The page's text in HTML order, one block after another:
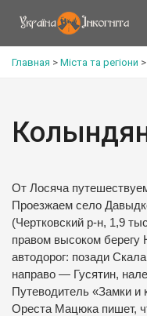
Главная > Міста та регіони >
От Лосяча
Проезжаем село
(Чертковский р-н, 1,9
правом высоком берегу
автодорог: позади
направо — Гусятин,
Путеводитель «Замки и
Ореста Мацюка пишет,